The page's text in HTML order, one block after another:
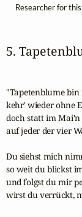
Researcher for
5.
"Tapetenblume bin
kehr' wieder ohne
doch statt im
auf jeder der vier
Du siehst mich
so weit du blickst
und folgst du mir
wirst du verrückt,